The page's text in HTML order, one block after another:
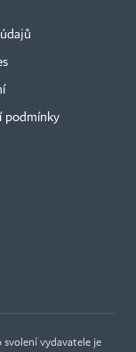
podmínky
svolení vydavatele je